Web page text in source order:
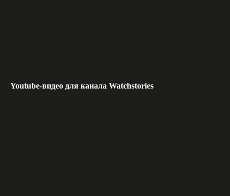
Youtube-видео для канала Watchstories